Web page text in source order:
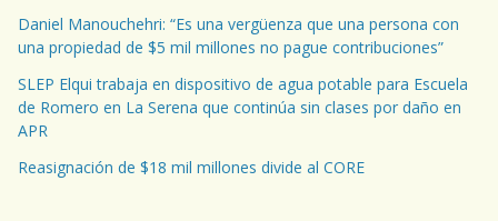
Daniel Manouchehri: “Es una vergüenza que una persona con
una propiedad de $5 mil millones no pague contribuciones”
SLEP Elqui trabaja en dispositivo de agua potable para Escuela
de Romero en La Serena que continúa sin clases por daño en
APR
Reasignación de $18 mil millones divide al CORE